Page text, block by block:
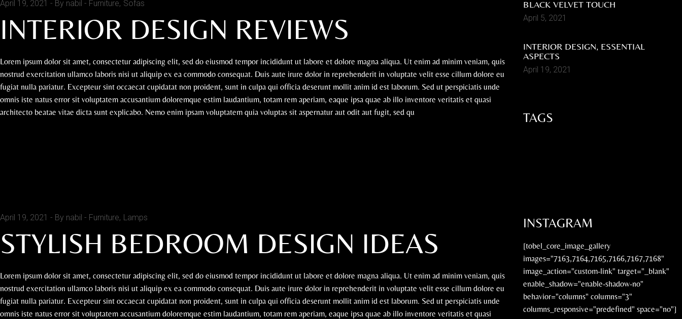
April 19, 2021 By nabil Furniture Sofas
INTERIOR DESIGN REVIEWS
Lorem ipsum dolor sit amet, consectetur adipiscing elit, sed do eiusmod tempor incididunt ut labore et dolore magna aliqua. Ut enim ad minim veniam, quis
nostrud exercitation ullamco laboris nisi ut aliquip ex ea commodo consequat. Duis aute irure dolor in reprehenderit in voluptate velit esse cillum dolore eu
fugiat nulla pariatur. Excepteur sint occaecat cupidatat non proident, sunt in culpa qui officia deserunt mollit anim id est laborum. Sed ut perspiciatis unde
omnis iste natus error sit voluptatem accusantium doloremque estim laudantium, totam rem aperiam, eaque ipsa quae ab illo inventore veritatis et quasi
architecto beatae vitae dicta sunt explicabo. Nemo enim ipsam voluptatem quia voluptas sit aspernatur aut odit aut fugit, sed qu
April 19, 2021 By nabil Furniture Lamps
STYLISH BEDROOM DESIGN IDEAS
Lorem ipsum dolor sit amet, consectetur adipiscing elit, sed do eiusmod tempor incididunt ut labore et dolore magna aliqua. Ut enim ad minim veniam, quis
nostrud exercitation ullamco laboris nisi ut aliquip ex ea commodo consequat. Duis aute irure dolor in reprehenderit in voluptate velit esse cillum dolore eu
fugiat nulla pariatur. Excepteur sint occaecat cupidatat non proident, sunt in culpa qui officia deserunt mollit anim id est laborum. Sed ut perspiciatis unde
omnis iste natus error sit voluptatem accusantium doloremque estim laudantium, totam rem aperiam, eaque ipsa quae ab illo inventore veritatis et quasi
BLACK VELVET TOUCH
April 5, 2021
INTERIOR DESIGN, ESSENTIAL
ASPECTS
April 19, 2021
TAGS
INSTAGRAM
[tobel_core_image_gallery
images="7163,7164,7165,7166,7167,7168"
image_action="custom-link" target="_blank"
enable_shadow="enable-shadow-no"
behavior="columns" columns="3"
columns_responsive="predefined" space="no"]